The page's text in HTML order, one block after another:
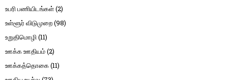
உபரி பணியிடங்கள்(2)
உள்ளூர் விடுமுறை(98)
உறுதிமொழி(11)
ஊக்க ஊதியம்(2)
ஊக்கத்தொகை(11)